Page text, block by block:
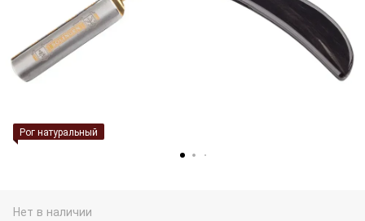
Рог натуральный
Нет в наличии